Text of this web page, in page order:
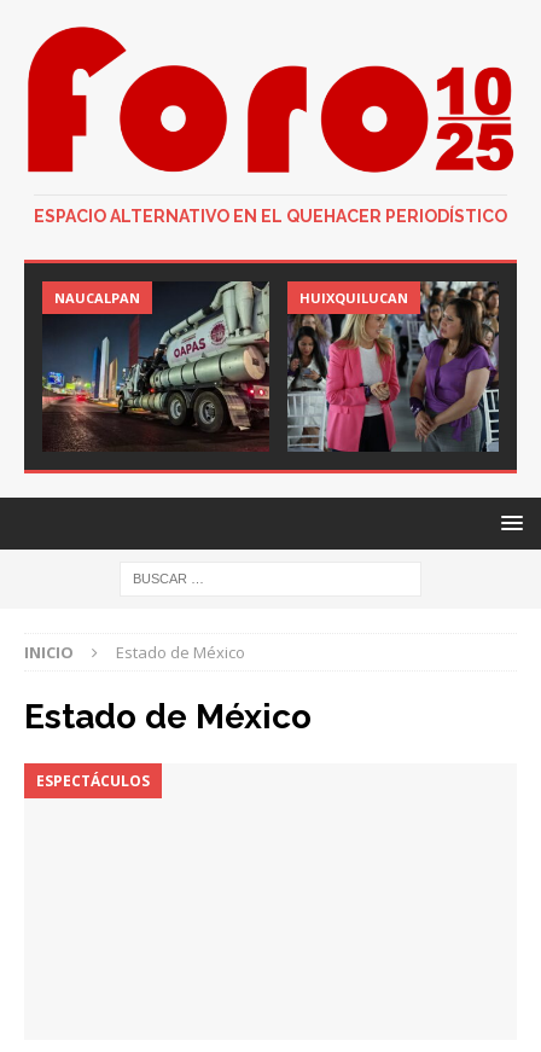
ESPACIO ALTERNATIVO EN EL QUEHACER PERIODÍSTICO
NAUCALPAN HUIXQUILUCAN
INICIO Estado de México
Estado de México
ESPECTÁCULOS